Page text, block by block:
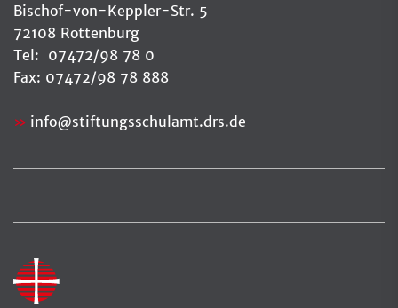
Bischof-von-Keppler-Str. 5
72108 Rottenburg
Tel: 07472/98 78 0
Fax: 07472/98 78 888
info@stiftungsschulamt.drs.de